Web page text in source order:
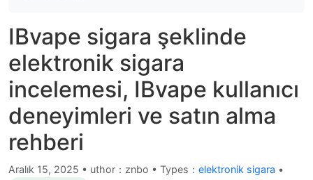
IBvape sigara şeklinde
elektronik sigara
incelemesi, IBvape kullanıcı
deneyimleri ve satın alma
rehberi
Aralık 15, 2025 • uthor：znbo • Types： elektronik sigara •